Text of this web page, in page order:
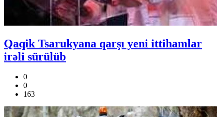
Qaqik Tsarukyana qarşı yeni ittihamlar
irəli sürülüb
0
0
163